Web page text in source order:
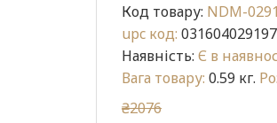
Код товару: NDM-
upc код:
Наявність:Є в
Вага товару: 0.59 кг.
₴2076